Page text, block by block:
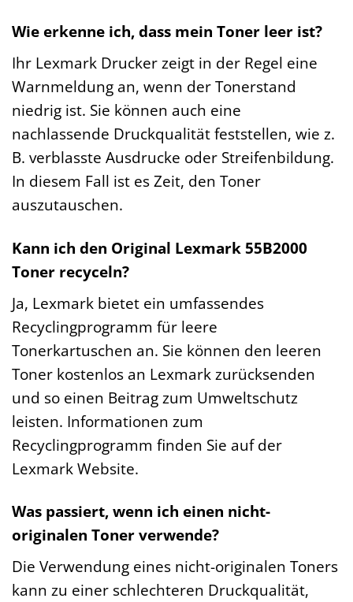
Wie erkenne ich, dass mein Toner leer ist?
Ihr Lexmark Drucker zeigt in der Regel eine
Warnmeldung an, wenn der Tonerstand
niedrig ist. Sie können auch eine
nachlassende Druckqualität feststellen, wie z.
B. verblasste Ausdrucke oder Streifenbildung.
In diesem Fall ist es Zeit, den Toner
auszutauschen.
Kann ich den Original Lexmark 55B2000
Toner recyceln?
Ja, Lexmark bietet ein umfassendes
Recyclingprogramm für leere
Tonerkartuschen an. Sie können den leeren
Toner kostenlos an Lexmark zurücksenden
und so einen Beitrag zum Umweltschutz
leisten. Informationen zum
Recyclingprogramm finden Sie auf der
Lexmark Website.
Was passiert, wenn ich einen nicht-
originalen Toner verwende?
Die Verwendung eines nicht-originalen Toners
kann zu einer schlechteren Druckqualität,